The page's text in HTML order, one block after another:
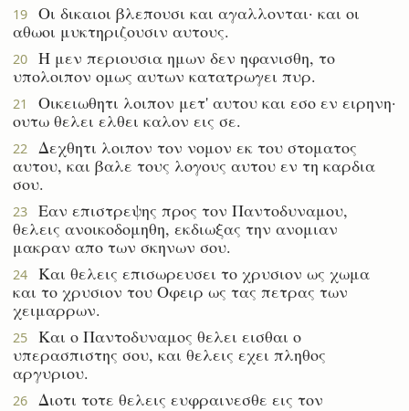
19
Οι δικαιοι βλεπουσι και αγαλλονται· και οι
αθωοι μυκτηριζουσιν αυτους.
20
Η μεν περιουσια ημων δεν ηφανισθη, το
υπολοιπον ομως αυτων κατατρωγει πυρ.
21
Οικειωθητι λοιπον μετ' αυτου και εσο εν ειρηνη·
ουτω θελει ελθει καλον εις σε.
22
Δεχθητι λοιπον τον νομον εκ του στοματος
αυτου, και βαλε τους λογους αυτου εν τη καρδια
σου.
23
Εαν επιστρεψης προς τον Παντοδυναμου,
θελεις ανοικοδομηθη, εκδιωξας την ανομιαν
μακραν απο των σκηνων σου.
24
Και θελεις επισωρευσει το χρυσιον ως χωμα
και το χρυσιον του Οφειρ ως τας πετρας των
χειμαρρων.
25
Και ο Παντοδυναμος θελει εισθαι ο
υπερασπιστης σου, και θελεις εχει πληθος
αργυριου.
26
Διοτι τοτε θελεις ευφραινεσθε εις τον